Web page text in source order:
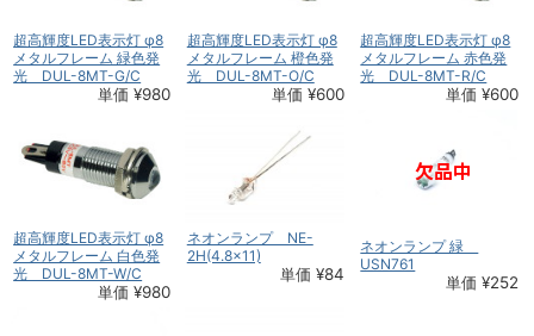
超高輝度LED表示灯 φ8
メタルフレーム 緑色発
光 DUL-8MT-G/C
単価 ¥980
超高輝度LED表示灯 φ8
メタルフレーム 橙色発
光 DUL-8MT-O/C
単価 ¥600
超高輝度LED表示灯 φ8
メタルフレーム 赤色発
光 DUL-8MT-R/C
単価 ¥600
超高輝度LED表示灯 φ8
メタルフレーム 白色発
光 DUL-8MT-W/C
単価 ¥980
ネオンランプ NE-
2H(4.8×11)
単価 ¥84
ネオンランプ 緑
USN761
単価 ¥252